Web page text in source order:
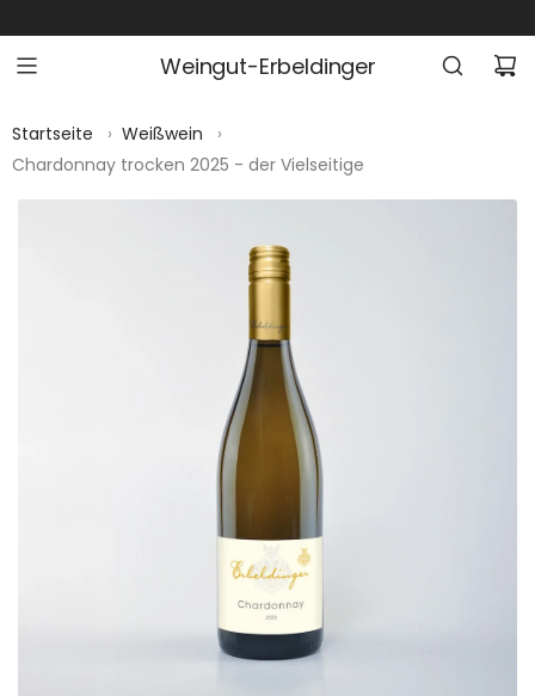
U
N
H
Weingut-Erbeldinger
Startseite › Weißwein
›
Chardonnay trocken 2025 - der Vielseitige